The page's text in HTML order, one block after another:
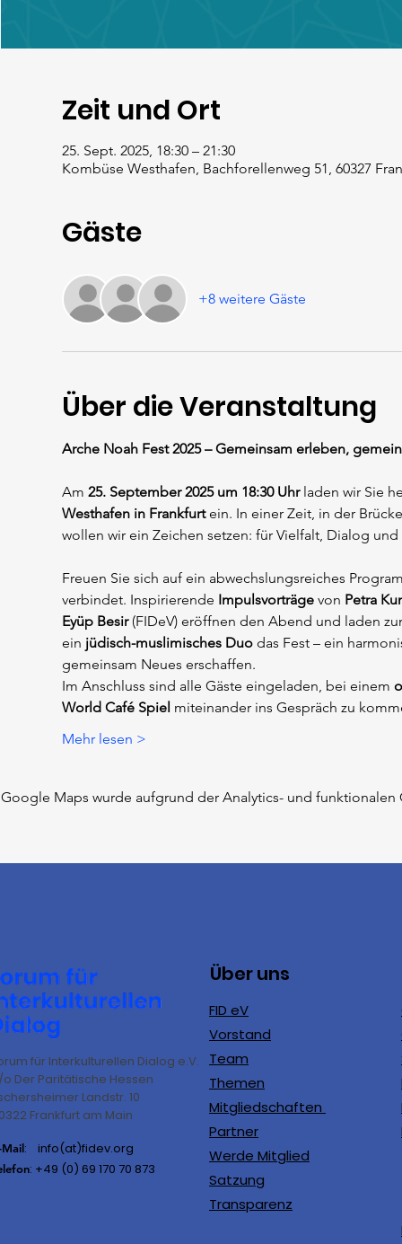
Zeit und Ort
25. Sept. 2025, 18:30 – 21:30
Kombüse Westhafen, Bachforellenweg 51, 60327
Gäste
+8 weitere Gäste
Über die Veranstaltung
Arche Noah Fest 2025 – Gemeinsam erleben,
Am 25. September 2025 um 18:30 Uhr laden wir Sie
Westhafen in Frankfurt ein. In einer Zeit, in der
wollen wir ein Zeichen setzen: für Vielfalt, Dialog
Freuen Sie sich auf ein abwechslungsreiches
verbindet. Inspirierende Impulsvorträge von Petra
Eyüp Besir (FIDeV) eröffnen den Abend und laden
ein jüdisch-muslimisches Duo das Fest – ein
gemeinsam Neues erschaffen.
Im Anschluss sind alle Gäste eingeladen, bei einem
World Café Spiel miteinander ins Gespräch zu
Mehr lesen >
Google Maps wurde aufgrund der Analytics- und
für Interkulturellen Dialog e.V.
Der Paritätische Hessen
Landstr. 10
Frankfurt am Main
Mail: info(at)fidev.org
: +49 (0) 69 170 70 873
Über uns
FID eV
Vorstand
Team
Themen
Mitgliedschaften
Partner
Werde Mitglied
Satzung
Transparenz